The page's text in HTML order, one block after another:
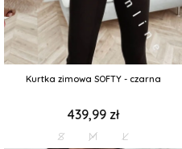
Kurtka zimowa SOFTY - czarna
439,99 zł
S M L